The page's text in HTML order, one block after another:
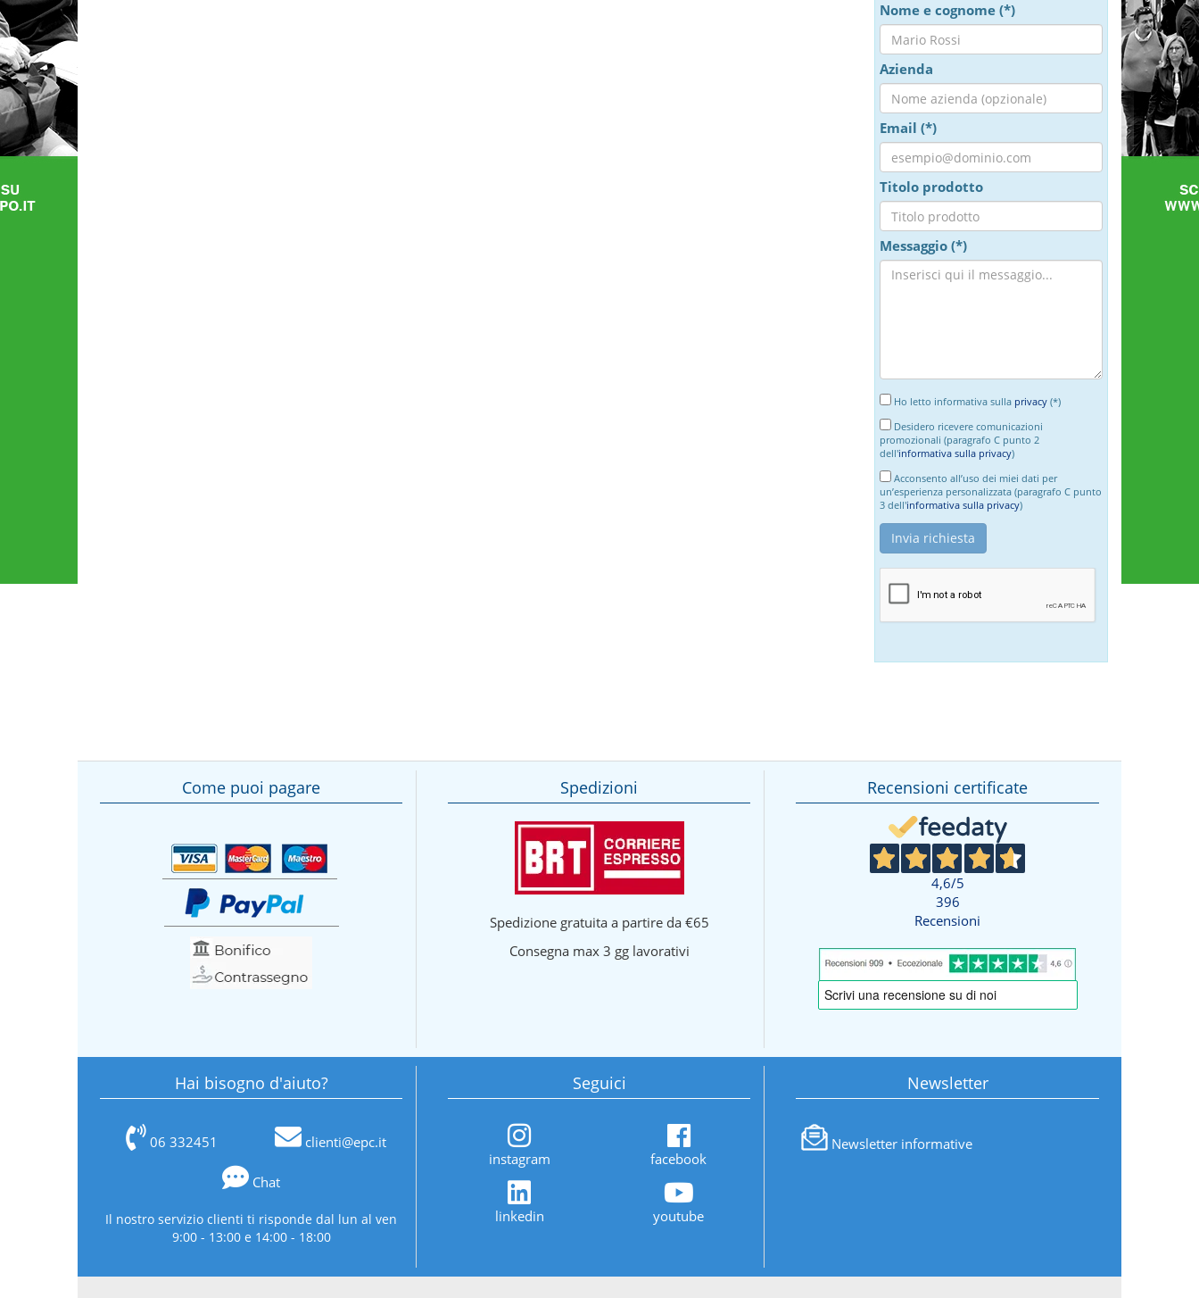
Nome e cognome (*)
Azienda
Email (*)
Titolo prodotto
Messaggio (*)
Ho letto informativa sulla privacy(*)
Desidero ricevere comunicazioni
promozionali (paragrafo C punto 2
dell'informativa sulla privacy)
Acconsento all’uso dei miei dati per
un’esperienza personalizzata (paragrafo C punto
3 dell'informativa sulla privacy)
Come puoi pagare Spedizioni
Spedizione gratuita a partire da €65
Consegna max 3 gg lavorativi
Recensioni certificate
4,6/5
396
Recensioni
Hai bisogno d'aiuto?
06 332451 clienti@epc.it
Chat
Il nostro servizio clienti ti risponde dal lun al ven
9:00 - 13:00 e 14:00 - 18:00
Seguici
instagram facebook
linkedin youtube
Newsletter
Newsletter informative